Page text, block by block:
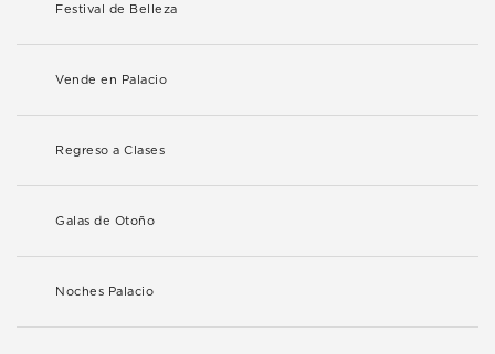
Festival de Belleza
Vende en Palacio
Regreso a Clases
Galas de Otoño
Noches Palacio